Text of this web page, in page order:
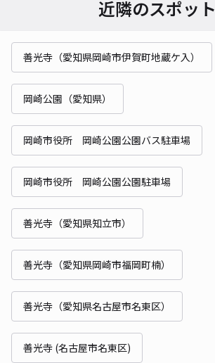
近隣のスポット
善光寺（愛知県岡崎市伊賀町地蔵ケ入）
岡崎公園（愛知県）
岡崎市役所 岡崎公園公園バス駐車場
岡崎市役所 岡崎公園公園駐車場
善光寺（愛知県知立市）
善光寺（愛知県岡崎市福岡町楠）
善光寺（愛知県名古屋市名東区）
善光寺 (名古屋市名東区)